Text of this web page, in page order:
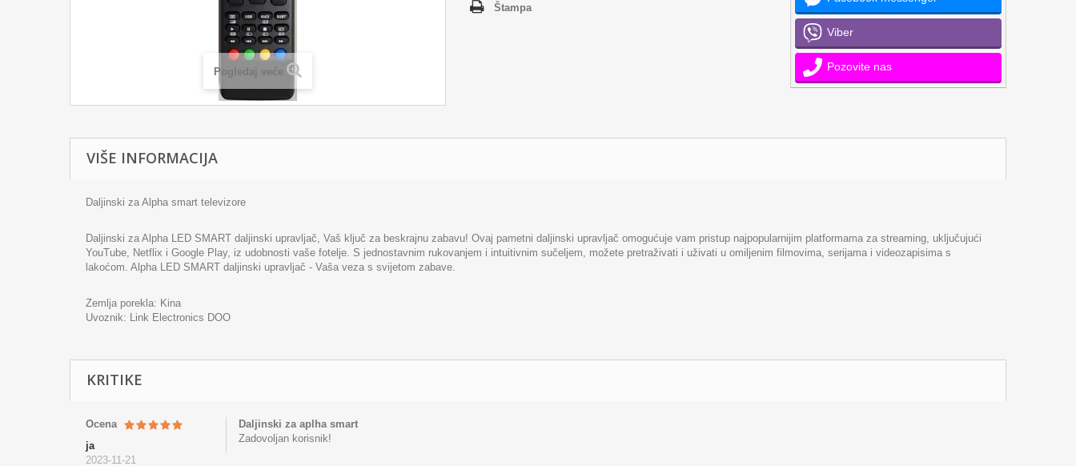
Pogledaj veće
Štampa
Viber
Pozovite nas
VIŠE INFORMACIJA
Daljinski za Alpha smart televizore
Daljinski za Alpha LED SMART daljinski upravljač, Vaš ključ za beskrajnu zabavu! Ovaj pametni daljinski upravljač omogućuje vam pristup najpopularnijim platformama za streaming, uključujući
YouTube, Netflix i Google Play, iz udobnosti vaše fotelje. S jednostavnim rukovanjem i intuitivnim sučeljem, možete pretraživati i uživati u omiljenim filmovima, serijama i videozapisima s
lakoćom. Alpha LED SMART daljinski upravljač - Vaša veza s svijetom zabave.
Zemlja porekla: Kina
Uvoznik: Link Electronics DOO
KRITIKE
Ocena
ja
2023-11-21
Daljinski za aplha smart
Zadovoljan korisnik!